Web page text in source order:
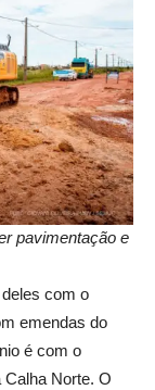
pavimentação e
com o
emendas do
é com o
Norte. O